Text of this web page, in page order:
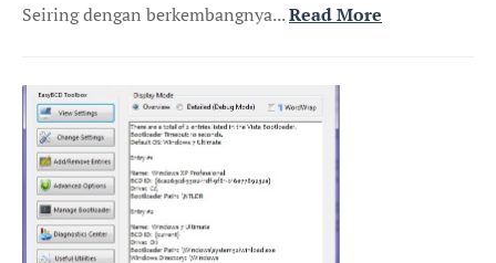
Seiring dengan berkembangnya...Read More